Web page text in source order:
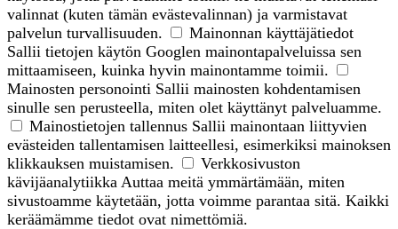
valinnat (kuten tämän evästevalinnan) ja varmistavat
palvelun turvallisuuden.
Mainonnan käyttäjätiedot
Sallii tietojen käytön Googlen mainontapalveluissa sen
mittaamiseen, kuinka hyvin mainontamme toimii.
Mainosten personointi Sallii mainosten kohdentamisen
sinulle sen perusteella, miten olet käyttänyt palveluamme.
Mainostietojen tallennus Sallii mainontaan liittyvien
evästeiden tallentamisen laitteellesi, esimerkiksi mainoksen
klikkauksen muistamisen.
Verkkosivuston
kävijäanalytiikka Auttaa meitä ymmärtämään, miten
sivustoamme käytetään, jotta voimme parantaa sitä. Kaikki
keräämämme tiedot ovat nimettömiä.